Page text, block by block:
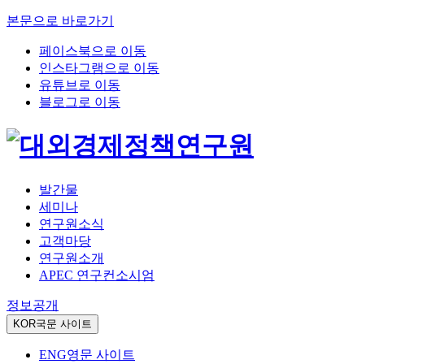
본문으로 바로가기
페이스북으로 이동
인스타그램으로 이동
유튜브로 이동
블로그로 이동
발간물
세미나
연구원소식
고객마당
연구원소개
APEC 연구컨소시엄
정보공개
KOR국문 사이트
ENG영문 사이트